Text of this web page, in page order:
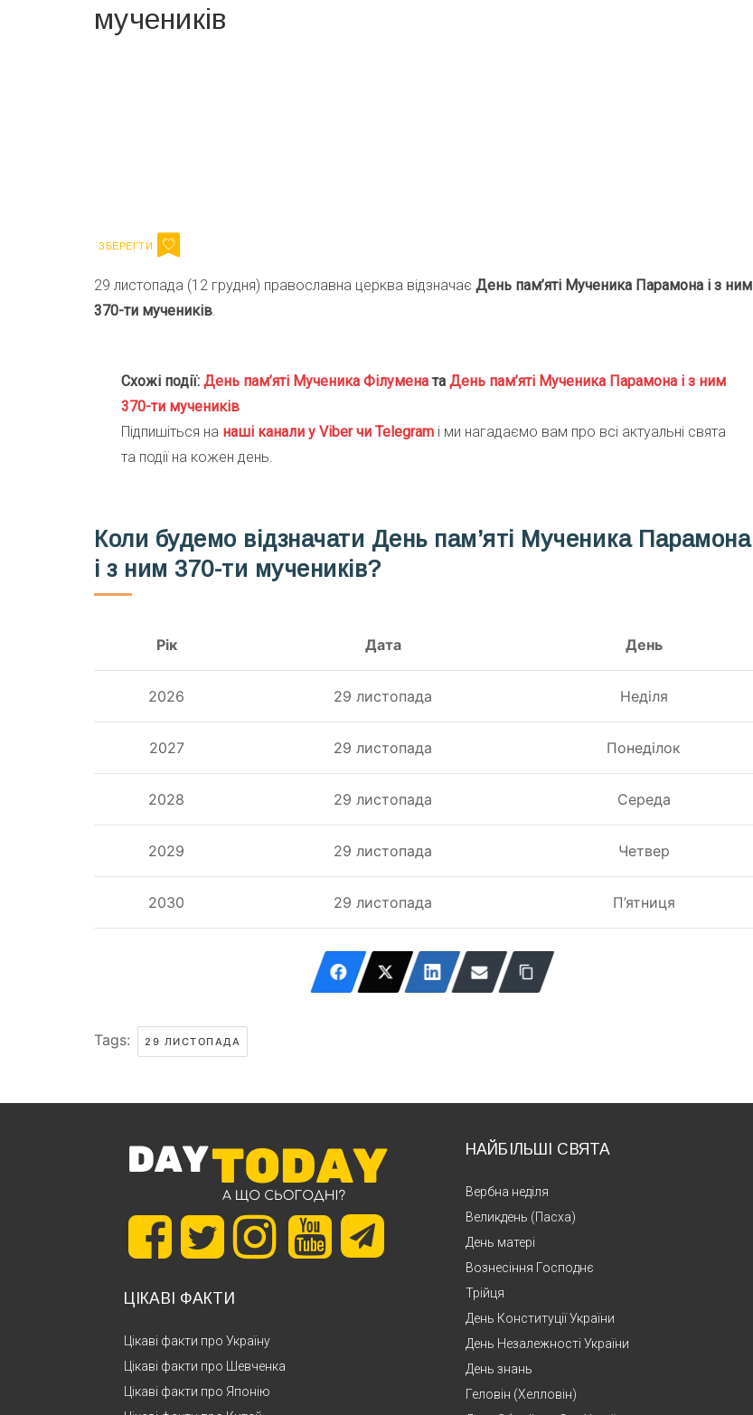
мучеників
29 листопада (12 грудня) православна церква відзначає День пам’яті Мученика Парамона і з ним
370-ти мучеників.
Схожі події: День пам’яті Мученика Філумена та День пам’яті Мученика Парамона і з ним
370-ти мучеників
Підпишіться на наші канали у Viber чи Telegram і ми нагадаємо вам про всі актуальні свята
та події на кожен день.
Коли будемо відзначати День пам’яті Мученика Парамона
і з ним 370-ти мучеників?
Рік Дата День
2026 29 листопада Неділя
2027 29 листопада Понеділок
2028 29 листопада Середа
2029 29 листопада Четвер
2030 29 листопада П’ятниця
Tags: 29 ЛИСТОПАДА
ЦІКАВІ ФАКТИ
Цікаві факти про Україну
Цікаві факти про Шевченка
Цікаві факти про Японію
НАЙБІЛЬШІ СВЯТА
Вербна неділя
Великдень (Пасха)
День матері
Вознесіння Господнє
Трійця
День Конституції України
День Незалежності України
День знань
Геловін (Хелловін)